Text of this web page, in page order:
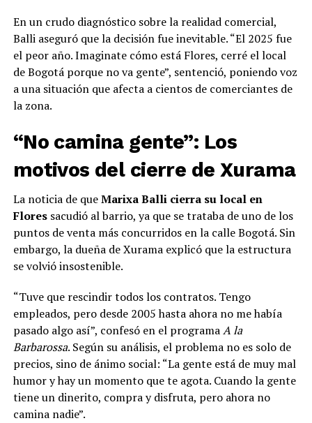
En un crudo diagnóstico sobre la realidad comercial,
Balli aseguró que la decisión fue inevitable. “El 2025 fue
el peor año. Imaginate cómo está Flores, cerré el local
de Bogotá porque no va gente”, sentenció, poniendo voz
a una situación que afecta a cientos de comerciantes de
la zona.
“No camina gente”: Los
motivos del cierre de Xurama
La noticia de queMarixa Balli cierra su local en
Floressacudió al barrio, ya que se trataba de uno de los
puntos de venta más concurridos en la calle Bogotá. Sin
embargo, la dueña de Xurama explicó que la estructura
se volvió insostenible.
“Tuve que rescindir todos los contratos. Tengo
empleados, pero desde 2005 hasta ahora no me había
pasado algo así”, confesó en el programaA la
Barbarossa. Según su análisis, el problema no es solo de
precios, sino de ánimo social: “La gente está de muy mal
humor y hay un momento que te agota. Cuando la gente
tiene un dinerito, compra y disfruta, pero ahora no
camina nadie”.